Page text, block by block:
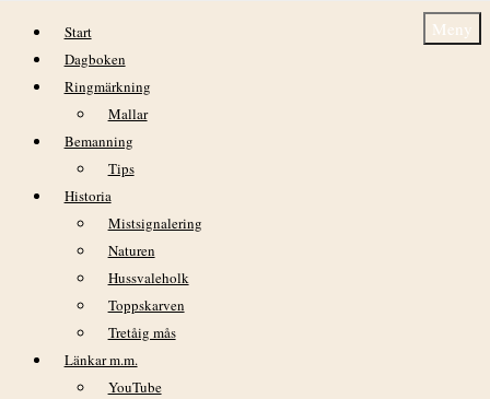
Hoppa till innehåll Meny
Start
Dagboken
Ringmärkning
Mallar
Bemanning
Tips
Historia
Mistsignalering
Naturen
Hussvaleholk
Toppskarven
Tretåig mås
Länkar m.m.
YouTube
Dagbok Nidingens Fågelstation – Lördag 9
maj 2026
VÄDER